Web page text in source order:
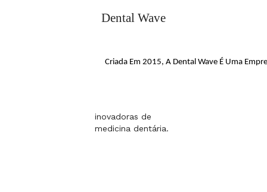
Dental Wave
Criada Em 2015, A Dental Wave É Uma
inovadoras de
medicina dentária.